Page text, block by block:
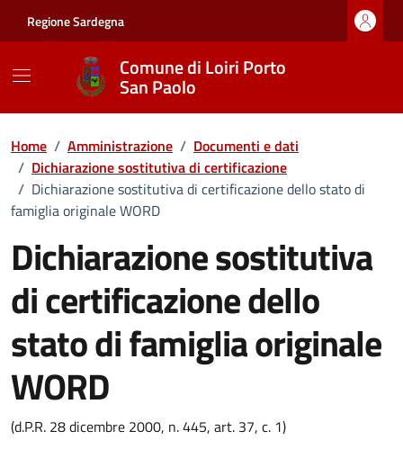
Regione Sardegna
Comune di Loiri Porto
San Paolo
Home / Amministrazione / Documenti e dati
/ Dichiarazione sostitutiva di certificazione
/ Dichiarazione sostitutiva di certificazione dello stato di
famiglia originale WORD
Dichiarazione sostitutiva
di certificazione dello
stato di famiglia originale
WORD
Dettagli del documento
(d.P.R. 28 dicembre 2000, n. 445, art. 37, c. 1)